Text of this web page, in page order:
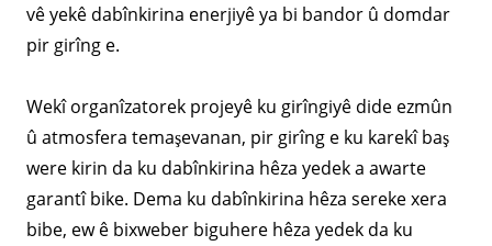
vê yekê dabînkirina enerjiyê ya bi bandor û domdar
pir girîng e.
Wekî organîzatorek projeyê ku girîngiyê dide ezmûn
û atmosfera temaşevanan, pir girîng e ku karekî baş
were kirin da ku dabînkirina hêza yedek a awarte
garantî bike. Dema ku dabînkirina hêza sereke xera
bibe, ew ê bixweber biguhere hêza yedek da ku